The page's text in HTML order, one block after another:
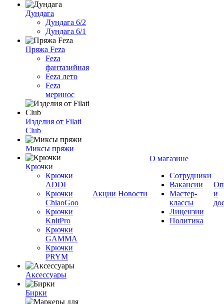
Дундага
Дундага 6/2
Дундага 6/1
Пряжа Feza
Feza
фантазийная
Feza лето
Feza
меринос
Изделия от Filati
Club
Миксы пряжи
Крючки
Крючки
ADDI
Крючки
ChiaoGoo
Крючки
KnitPro
Крючки
GAMMA
Крючки
PRYM
Аксессуары
Бирки
Акции Новости
О магазине
Сотрудники
Вакансии
Мастер-
классы
Лицензии
Политика
и